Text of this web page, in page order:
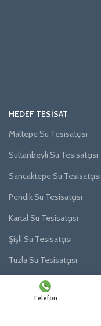
HEDEF TESISAT
Maltepe Su Tesisatçısı
Sultanbeyli Su Tesisatçısı
Sancaktepe Su Tesisatçısı
Pendik Su Tesisatçısı
Kartal Su Tesisatçısı
Şişli Su Tesisatçısı
Tuzla Su Tesisatçısı
Telefon